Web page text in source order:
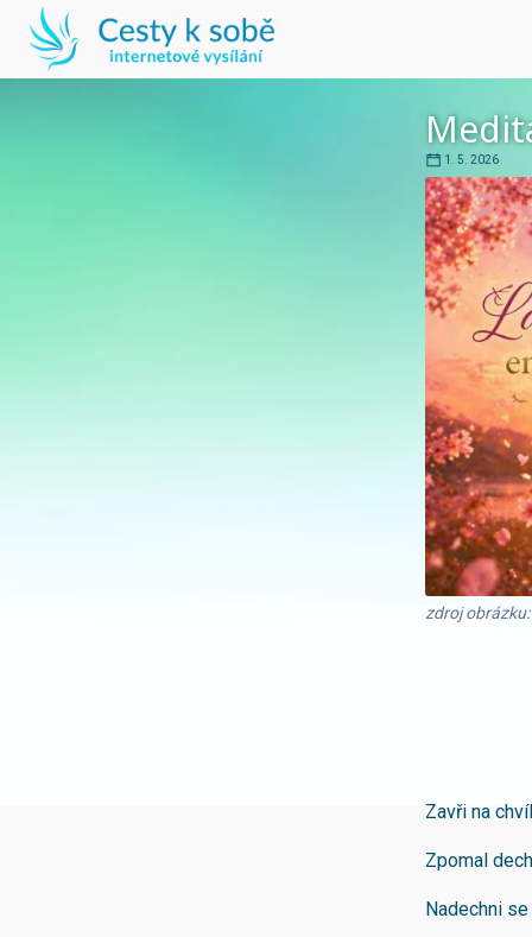
1. 5. 2026
zdroj
Zavři na
Zpomal
Nadechni